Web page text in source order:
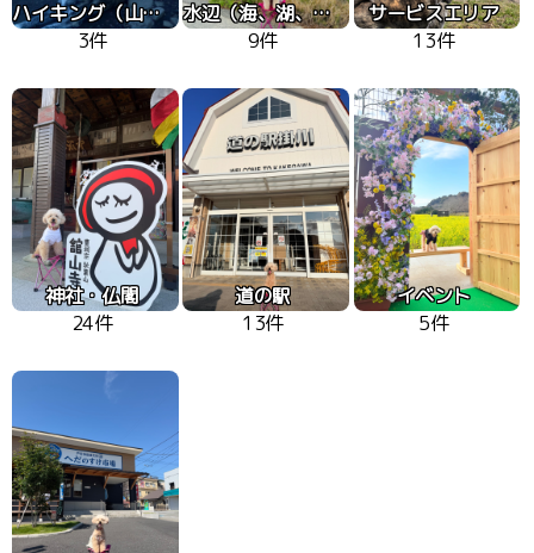
ハイキング（山、高原）
3件
水辺（海、湖、川）
9件
サービスエリア
13件
神社・仏閣
24件
道の駅
13件
イベント
5件